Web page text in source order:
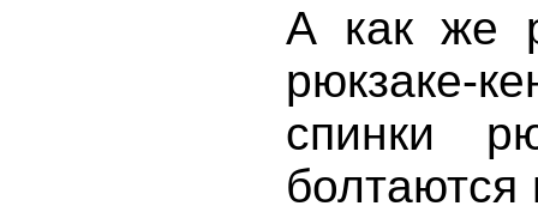
А как же
рюкзаке-
спинки
болтаются